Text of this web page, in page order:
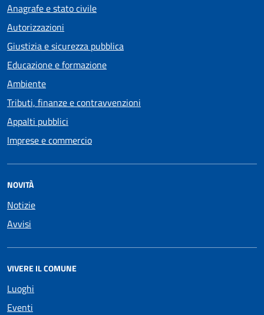
Anagrafe e stato civile
Autorizzazioni
Giustizia e sicurezza pubblica
Educazione e formazione
Ambiente
Tributi, finanze e contravvenzioni
Appalti pubblici
Imprese e commercio
NOVITÀ
Notizie
Avvisi
VIVERE IL COMUNE
Luoghi
Eventi